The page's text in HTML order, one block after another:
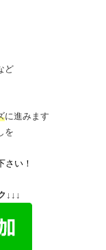
ど
に進みます
を
さい！
↓↓↓